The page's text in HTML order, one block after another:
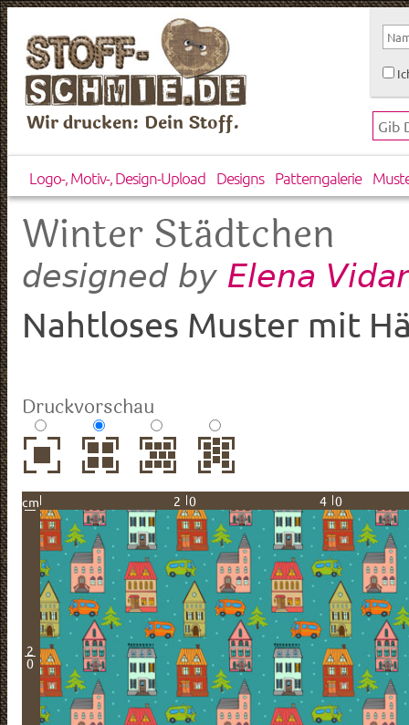
Wir drucken: Dein Stoff.
Logo-, Motiv-, Design-Upload Designs Patterngalerie
Winter Städtchen
designed by Elena
Nahtloses Muster mit
Druckvorschau
cm 20 40
2
0